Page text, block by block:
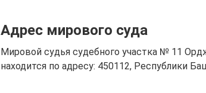
Адрес мирового суда
Мировой судья судебного участка № 11
находится по адресу: 450112, Республики